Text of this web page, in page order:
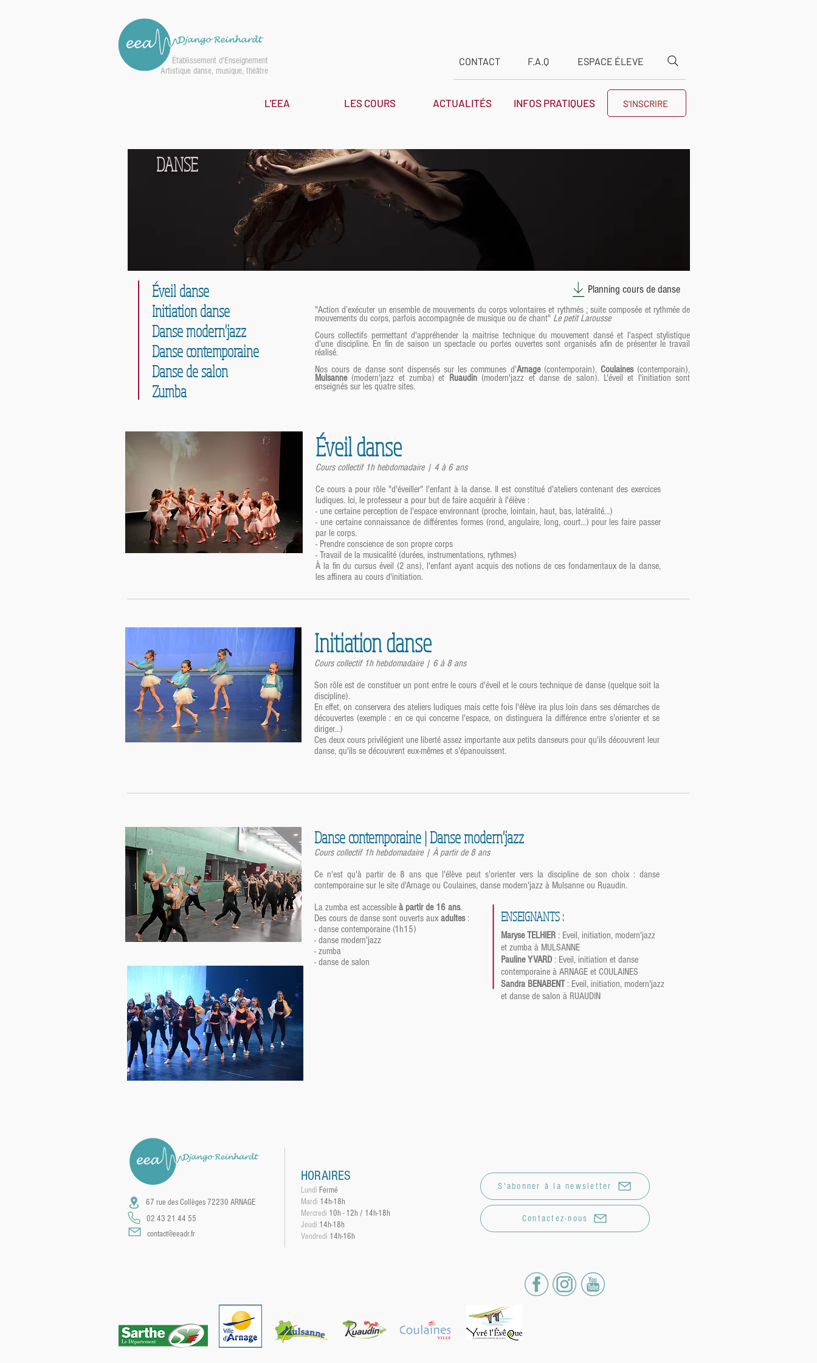
Établissement d'Enseignement
Artistique danse, musique, théâtre
CONTACT F.A.Q ESPACE ÉLEVE
L'EEA LES COURS ACTUALITÉS INFOS PRATIQUES S'INSCRIRE
DANSE
Éveil danse
Initiation danse
Danse modern'jazz
Danse contemporaine
Danse de salon
Zumba
"Action d’exécuter un ensemble de mouvements du corps volontaires et rythmés ; suite composée et rythmée de
mouvements du corps, parfois accompagnée de musique ou de chant" Le petit Larousse
Cours collectifs permettant d'appréhender la maitrise technique du mouvement dansé et l'aspect stylistique
d'une discipline. En fin de saison un spectacle ou portes ouvertes sont organisés afin de présenter le travail
réalisé.
Nos cours de danse sont dispensés sur les communes d'Arnage(contemporain), Coulaines(contemporain),
Mulsanne(modern'jazz et zumba) et Ruaudin(modern'jazz et danse de salon). L'éveil et l'initiation sont
enseignés sur les quatre sites.
Planning cours de danse
Éveil danse
Cours collectif 1h hebdomadaire | 4 à 6 ans
Ce cours a pour rôle "d'éveiller" l'enfant à la danse. Il est constitué d'ateliers contenant des exercices
ludiques. Ici, le professeur a pour but de faire acquérir à l'élève :
- une certaine perception de l'espace environnant (proche, lointain, haut, bas, latéralité...)
- une certaine connaissance de différentes formes (rond, angulaire, long, court...) pour les faire passer
par le corps.
- Prendre conscience de son propre corps
- Travail de la musicalité (durées, instrumentations, rythmes)
À la fin du cursus éveil (2 ans), l'enfant ayant acquis des notions de ces fondamentaux de la danse,
les affinera au cours d'initiation.
Initiation danse
Cours collectif 1h hebdomadaire | 6 à 8 ans
Son rôle est de constituer un pont entre le cours d'éveil et le cours technique de danse (quelque soit la
discipline).
En effet, on conservera des ateliers ludiques mais cette fois l'élève ira plus loin dans ses démarches de
découvertes (exemple : en ce qui concerne l'espace, on distinguera la différence entre s'orienter et se
diriger...)
Ces deux cours privilégient une liberté assez importante aux petits danseurs pour qu'ils découvrent leur
danse, qu'ils se découvrent eux-mêmes et s'épanouissent.
Danse contemporaine | Danse modern'jazz
Cours collectif 1h hebdomadaire | À partir de 8 ans
Ce n'est qu'à partir de 8 ans que l'élève peut s'orienter vers la discipline de son choix : danse
contemporaine sur le site d'Arnage ou Coulaines, danse modern'jazz à Mulsanne ou Ruaudin.
La zumba est accessible à partir de 16 ans.
Des cours de danse sont ouverts aux adultes:
- danse contemporaine (1h15)
- danse modern'jazz
- zumba
- danse de salon
ENSEIGNANTS :
Maryse TELHIER : Eveil, initiation, modern'jazz
et zumba à MULSANNE
Pauline YVARD : Eveil, initiation et danse
contemporaine à ARNAGE et COULAINES
Sandra BENABENT: Eveil, initiation, modern'jazz
et danse de salon à RUAUDIN
67 rue des Collèges72230 ARNAGE
02 43 21 44 55
contact@eeadr.fr
HORAIRES
Lundi Fermé
Mardi 14h-18h
Mercredi 10h - 12h / 14h-18h
Jeudi 14h-18h
Vendredi 14h-16h
S'abonner à la newsletter
Contactez-nous